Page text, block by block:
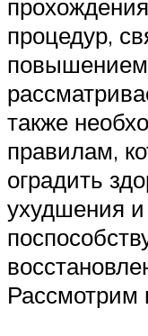
процедур,
также
правилам,
оградить
ухудшения
Рассмотрим